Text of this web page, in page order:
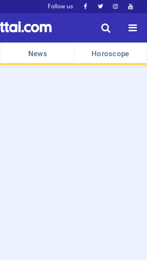
Follow us    


News Horoscope